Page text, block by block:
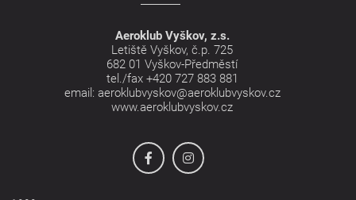
Aeroklub Vyškov, z.s.
Letiště Vyškov, č.p. 725
682 01 Vyškov-Předměstí
tel./fax +420 727 883 881
email: aeroklubvyskov@aeroklubvyskov.cz
www.aeroklubvyskov.cz